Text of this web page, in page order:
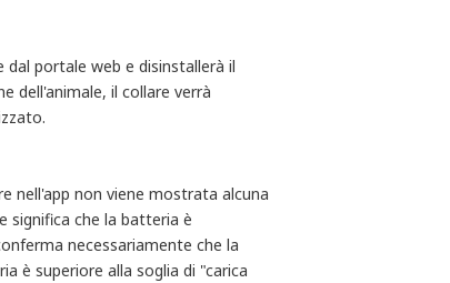
portale web e disinstallerà il
dell'animale, il collare verrà
nell'app non viene mostrata alcuna
significa che la batteria è
necessariamente che la
è superiore alla soglia di "carica